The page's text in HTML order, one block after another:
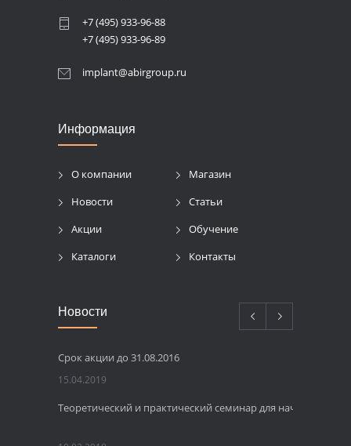
+7 (495) 933-96-88
+7 (495) 933-96-89
implant@abirgroup.ru
Информация
О компании
Магазин
Новости
Статьи
Акции
Обучение
Каталоги
Контакты
Новости
Срок акции до 31.08.2016
15.04.2019
Теоретический и практический семинар для начинающих